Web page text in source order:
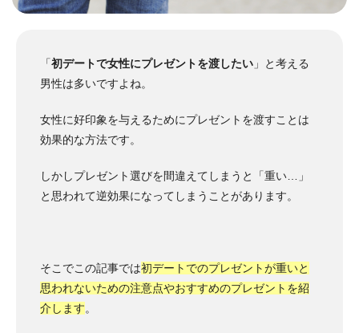
「初デートで女性にプレゼントを渡したい 」と考える
男性は多いですよね。
女性に好印象を与えるためにプレゼントを渡すことは
効果的な方法です。
しかしプレゼント選びを間違えてしまうと「重い…」
と思われて逆効果になってしまうことがあります。
そこでこの記事では初デートでのプレゼントが重いと
思われないための注意点やおすすめのプレゼントを紹
介します。